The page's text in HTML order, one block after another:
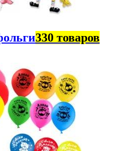
330 товаров